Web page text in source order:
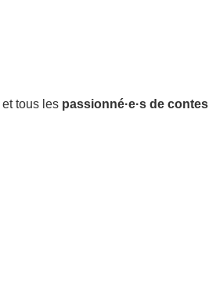
et tous les passionné·e·s de contes